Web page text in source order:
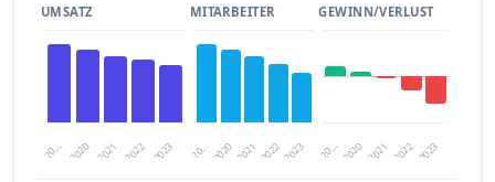
UMSATZ
20… 2021 2023
2020 2022
MITARBEITER
20… 2021 2023
2020 2022
GEWINN/VERLUST
20… 2021 2023
2020 2022